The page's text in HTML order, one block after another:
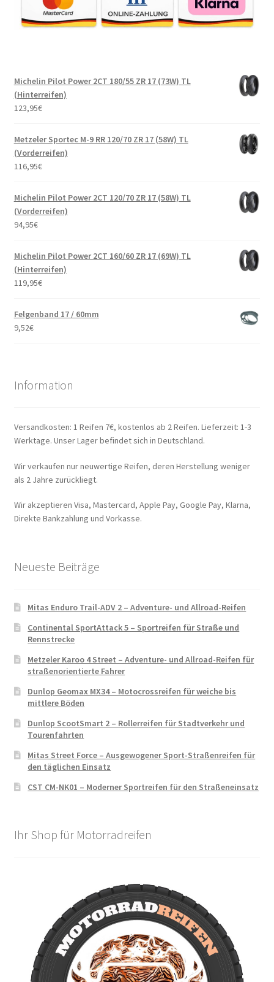
Michelin Pilot Power 2CT 180/55 ZR 17 (73W) TL
(Hinterreifen)
123,95€
Metzeler Sportec M-9 RR 120/70 ZR 17 (58W) TL
(Vorderreifen)
116,95€
Michelin Pilot Power 2CT 120/70 ZR 17 (58W) TL
(Vorderreifen)
94,95€
Michelin Pilot Power 2CT 160/60 ZR 17 (69W) TL
(Hinterreifen)
119,95€
Felgenband 17 / 60mm
9,52€
Information
Versandkosten: 1 Reifen 7€, kostenlos ab 2 Reifen. Lieferzeit: 1-3
Werktage. Unser Lager befindet sich in Deutschland.
Wir verkaufen nur neuwertige Reifen, deren Herstellung weniger
als 2 Jahre zurückliegt.
Wir akzeptieren Visa, Mastercard, Apple Pay, Google Pay, Klarna,
Direkte Bankzahlung und Vorkasse.
Neueste Beiträge
Mitas Enduro Trail-ADV 2 – Adventure- und Allroad-Reifen
Continental SportAttack 5 – Sportreifen für Straße und
Rennstrecke
Metzeler Karoo 4 Street – Adventure- und Allroad-Reifen für
straßenorientierte Fahrer
Dunlop Geomax MX34 – Motocrossreifen für weiche bis
mittlere Böden
Dunlop ScootSmart 2 – Rollerreifen für Stadtverkehr und
Tourenfahrten
Mitas Street Force – Ausgewogener Sport-Straßenreifen für
den täglichen Einsatz
CST CM-NK01 – Moderner Sportreifen für den Straßeneinsatz
Ihr Shop für Motorradreifen